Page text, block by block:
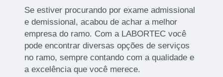
Se estiver procurando por exame admissional
e demissional, acabou de achar a melhor
empresa do ramo. Com a LABORTEC você
pode encontrar diversas opções de serviços
no ramo, sempre contando com a qualidade e
a excelência que você merece.